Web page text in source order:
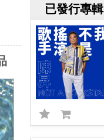
已發行專輯